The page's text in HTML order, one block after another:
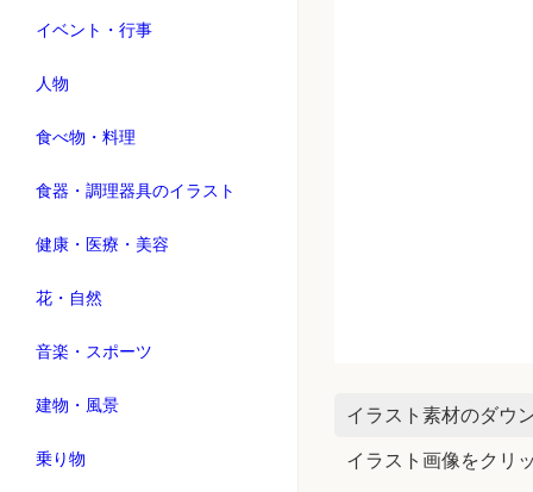
イベント・行事
人物
食べ物・料理
食器・調理器具のイラスト
健康・医療・美容
花・自然
音楽・スポーツ
建物・風景
乗り物
イラスト素材のダウ
イラスト画像をクリ